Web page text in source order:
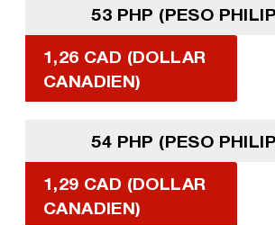
53 PHP (PESO
1,26 CAD (DOLLAR
CANADIEN)
54 PHP (PESO
1,29 CAD (DOLLAR
CANADIEN)